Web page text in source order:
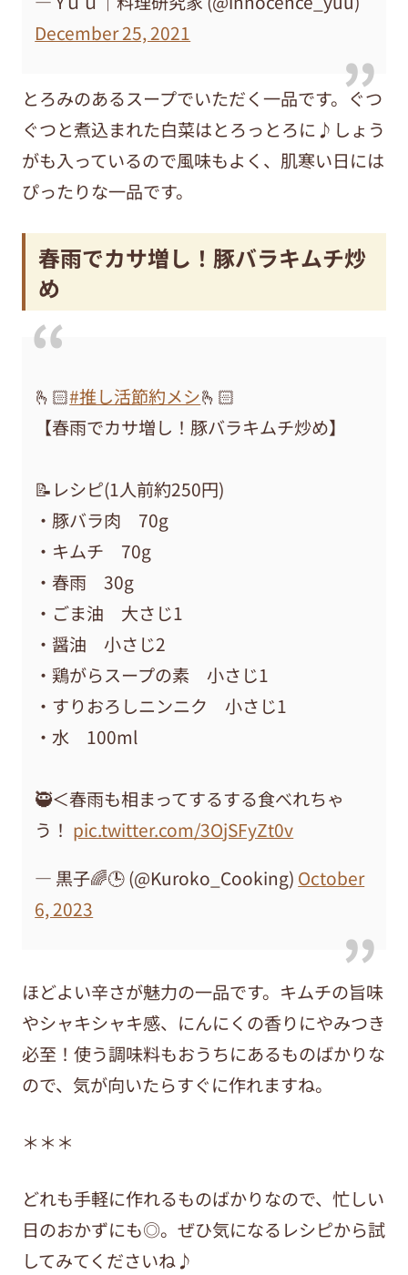
December 25, 2021
とろみのあるスープでいただく一品です。ぐつ
ぐつと煮込まれた白菜はとろっとろに♪しょう
がも入っているので風味もよく、肌寒い日には
ぴったりな一品です。
春雨でカサ増し！豚バラキムチ炒
め
🫰🏻#推し活節約メシ🫰🏻
【春雨でカサ増し！豚バラキムチ炒め】
📝レシピ(1人前約250円)
・豚バラ肉 70g
・キムチ 70g
・春雨 30g
・ごま油 大さじ1
・醤油 小さじ2
・鶏がらスープの素 小さじ1
・すりおろしニンニク 小さじ1
・水 100ml
🥷＜春雨も相まってするする食べれちゃ
う！ pic.twitter.com/3OjSFyZt0v
— 黒子🌈🕒 (@Kuroko_Cooking) October
6, 2023
ほどよい辛さが魅力の一品です。キムチの旨味
やシャキシャキ感、にんにくの香りにやみつき
必至！使う調味料もおうちにあるものばかりな
ので、気が向いたらすぐに作れますね。
＊＊＊
どれも手軽に作れるものばかりなので、忙しい
日のおかずにも◎。ぜひ気になるレシピから試
してみてくださいね♪